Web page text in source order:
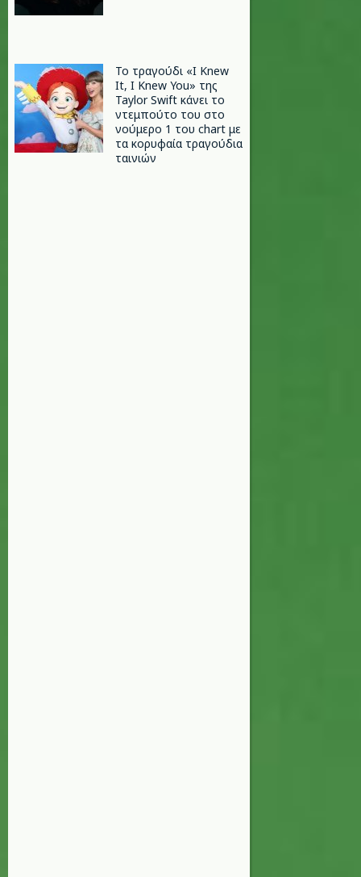
Το τραγούδι «I Knew
It, I Knew You» της
Taylor Swift κάνει το
ντεμπούτο του στο
νούμερο 1 του chart με
τα κορυφαία τραγούδια
ταινιών